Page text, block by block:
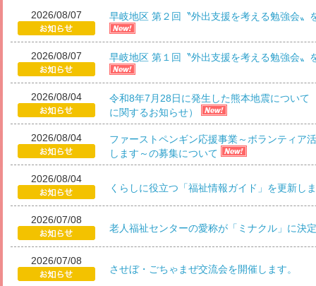
地域福祉 保育園・児童センター
2026/08/07 早岐地区 第２回〝外出支援を考える勉強会〟
2026/08/07 早岐地区 第１回〝外出支援を考える勉強会〟
2026/08/04
令和8年7月28日に発生した熊本地震について
に関するお知らせ）
2026/08/04
ファーストペンギン応援事業～ボランティア
します～の募集について
2026/08/04
くらしに役立つ「福祉情報ガイド」を更新し
2026/07/08
老人福祉センターの愛称が「ミナクル」に決
2026/07/08
させぼ・ごちゃまぜ交流会を開催します。